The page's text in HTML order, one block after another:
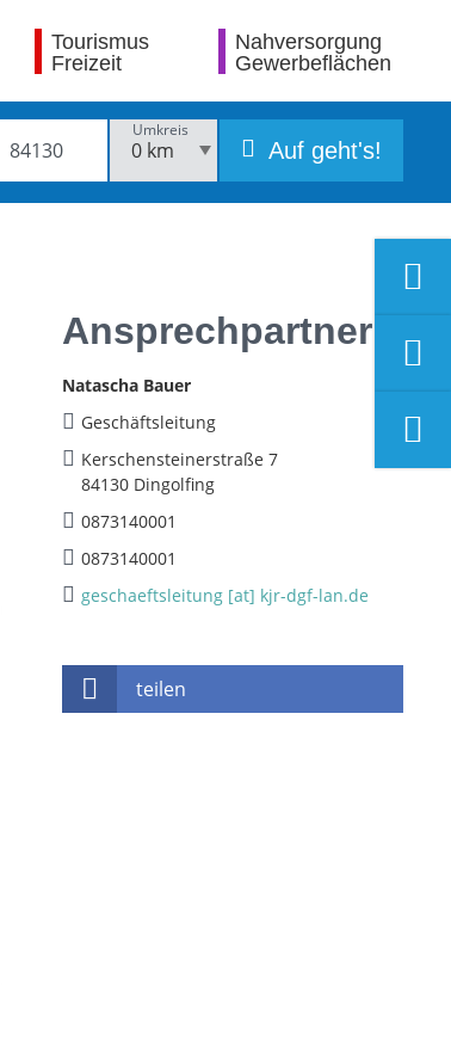
Tourismus
Freizeit
Nahversorgung
Gewerbeflächen
Umkreis
Auf geht's!
Ansprechpartner
Natascha Bauer
Geschäftsleitung
Kerschensteinerstraße 7
84130 Dingolfing
0873140001
0873140001
geschaeftsleitung [at] kjr-dgf-lan.de
teilen